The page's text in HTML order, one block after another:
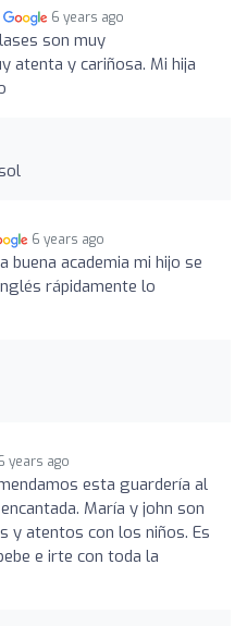
6 years ago
son muy
atenta y cariñosa. Mi hija
6 years ago
buena academia mi hijo se
rápidamente lo
years ago
esta guardería al
María y john son
y atentos con los niños. Es
e irte con toda la